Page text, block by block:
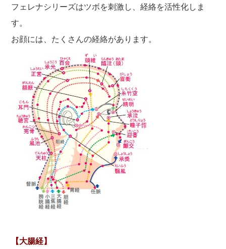
フェレナシリーズはツボを刺激し、経絡を活性化しま
す。
お顔には、たくさんの経絡があります。
【大腸経】